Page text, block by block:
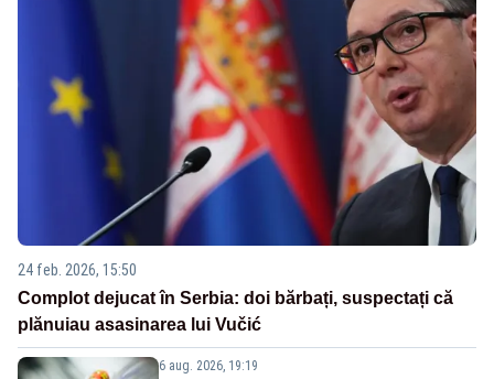
24 feb. 2026, 15:50
Complot dejucat în Serbia: doi bărbați, suspectați că
plănuiau asasinarea lui Vučić
6 aug. 2026, 19:19